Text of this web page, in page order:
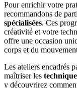
Pour enrichir votre
recommandons de
spécialisées. Ces
créativité et votre
offre une occasion
corps et du
Les ateliers encadrés
maîtriser les
y découvrirez